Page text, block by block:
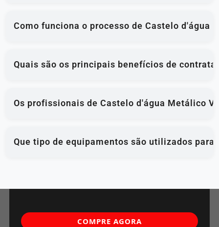
Como funciona o processo de Castelo
Quais são os principais benefícios de
Os profissionais de Castelo d'água Metálico
Que tipo de equipamentos são utilizados
COMPRE AGORA